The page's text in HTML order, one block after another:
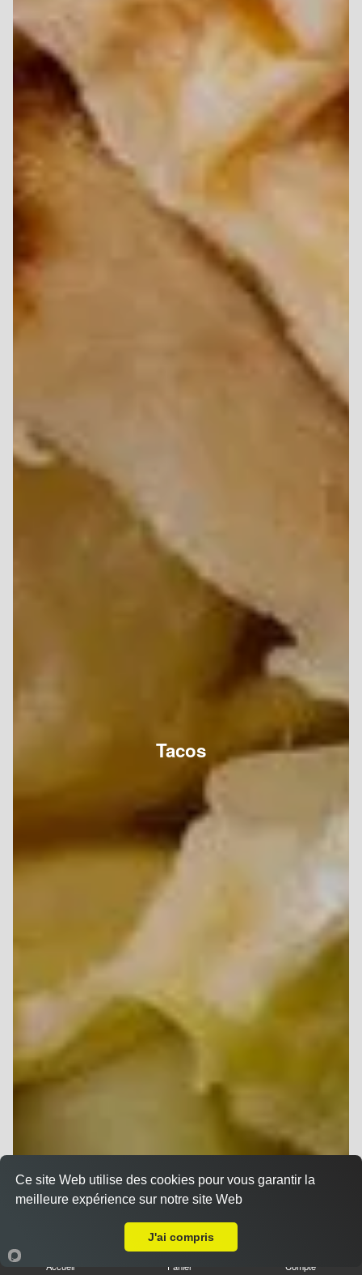
Tacos
Accueil Panier Compte
Ce site Web utilise des cookies pour vous garantir la
meilleure expérience sur notre site Web
J'ai compris